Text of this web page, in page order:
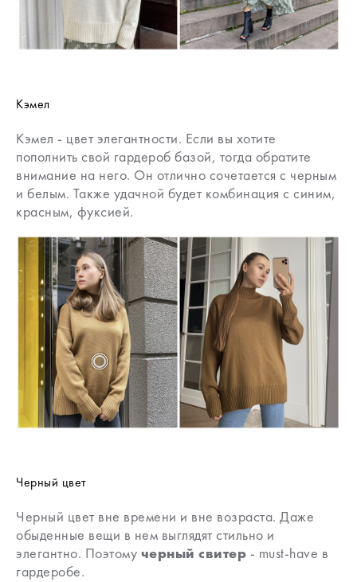
Кэмел
Кэмел - цвет элегантности. Если вы хотите
пополнить свой гардероб базой, тогда обратите
внимание на него. Он отлично сочетается с черным
и белым. Также удачной будет комбинация с синим,
красным, фуксией.
Черный цвет
Черный цвет вне времени и вне возраста. Даже
обыденные вещи в нем выглядят стильно и
элегантно. Поэтому черный свитер - must-have в
гардеробе.